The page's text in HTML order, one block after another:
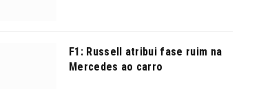
F1: Russell atribui fase ruim na
Mercedes ao carro